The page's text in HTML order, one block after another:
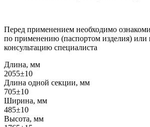
Перед применением необходимо
по применению (паспортом изделия) или
консультацию специалиста
Длина, мм
2055±10
Длина одной секции, мм
705±10
Ширина, мм
485±10
Высота, мм